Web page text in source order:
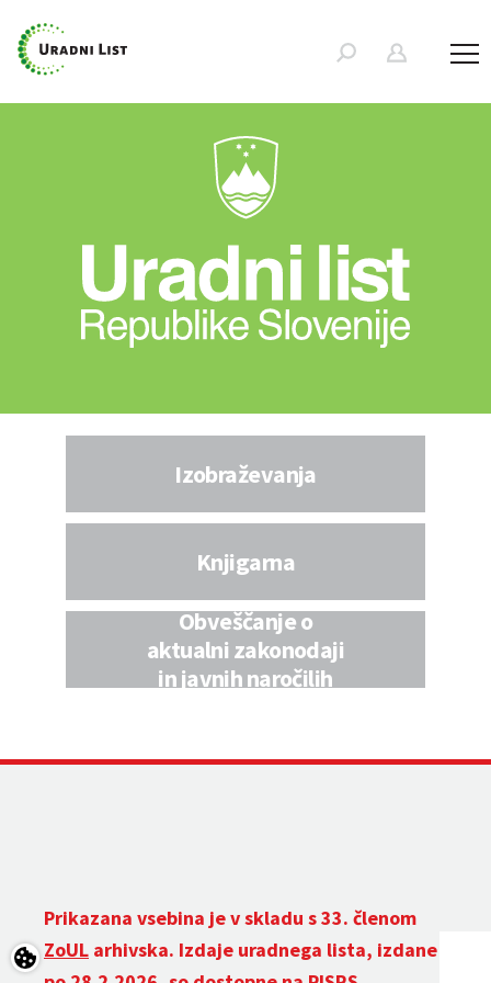
Izobraževanja
Knjigarna
Obveščanje o
aktualni zakonodaji
in javnih naročilih
Prikazana vsebina je v skladu s 33. členom
ZoUL arhivska. Izdaje uradnega lista, izdane